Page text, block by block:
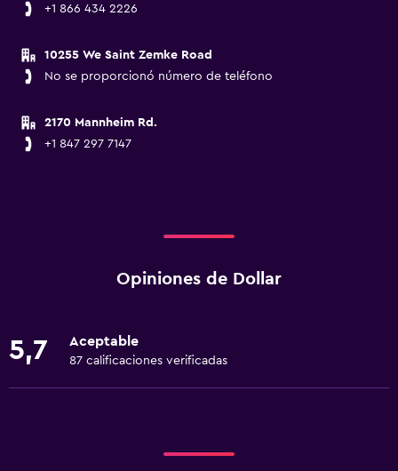
+1 866 434 2226
10255 We Saint Zemke Road
No se proporcionó número de teléfono
2170 Mannheim Rd.
+1 847 297 7147
Opiniones de Dollar
5,7 Aceptable
87 calificaciones verificadas